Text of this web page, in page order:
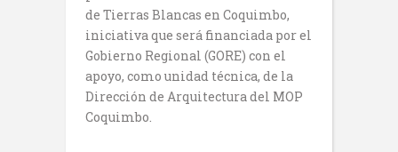
de Tierras Blancas en Coquimbo,
iniciativa que será financiada por el
Gobierno Regional (GORE) con el
apoyo, como unidad técnica, de la
Dirección de Arquitectura del MOP
Coquimbo.